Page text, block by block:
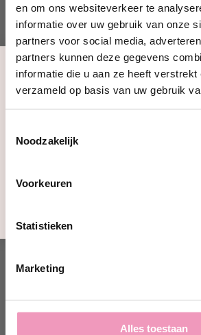
en om ons websiteverkeer te
informatie over uw gebruik van onze
partners voor social media,
partners kunnen deze gegevens
informatie die u aan ze heeft verstrekt
verzameld op basis van uw gebruik
Noodzakelijk
Voorkeuren
Statistieken
Marketing
Alles toestaan
Ontvang 10% korting!
jouw@e-mailadres.com
Ja, ik wil 10% korting!